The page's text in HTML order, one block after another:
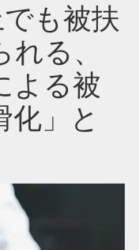
も被扶
る、
よる被
化」と